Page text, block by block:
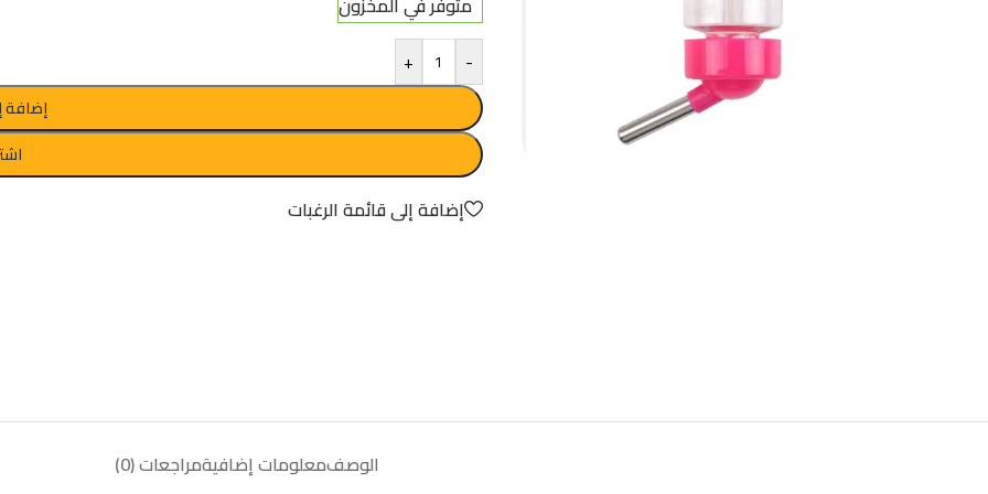
-
+
إضافة
إضافة إلى قائمة الرغبات
الوصفمعلومات إضافيةمراجعات (0)